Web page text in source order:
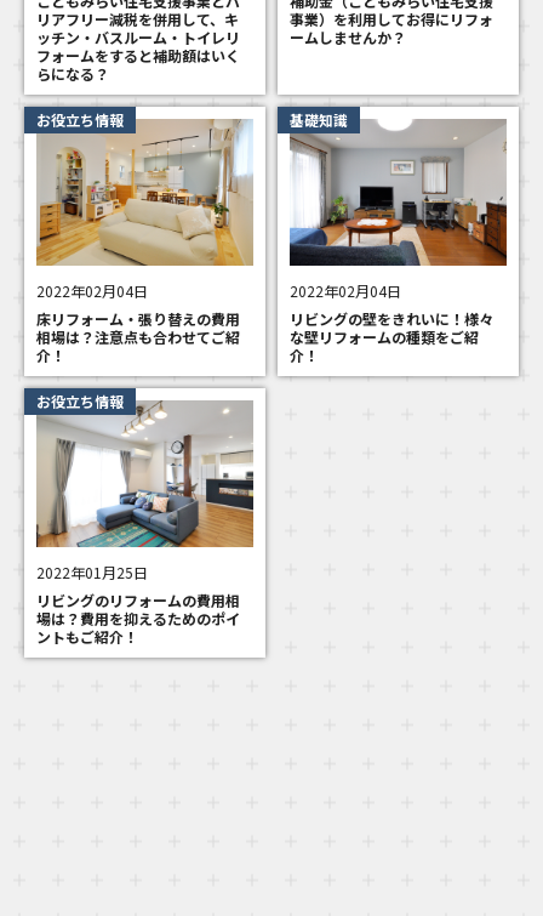
リアフリー減税を併用して、キ
ッチン・バスルーム・トイレリ
フォームをすると補助額はいく
らになる？
事業）を利用してお得にリフォ
ームしませんか？
お役立ち情報
2022年02月04日
床リフォーム・張り替えの費用
相場は？注意点も合わせてご紹
介！
基礎知識
2022年02月04日
リビングの壁をきれいに！様々
な壁リフォームの種類をご紹
介！
お役立ち情報
2022年01月25日
リビングのリフォームの費用相
場は？費用を抑えるためのポイ
ントもご紹介！